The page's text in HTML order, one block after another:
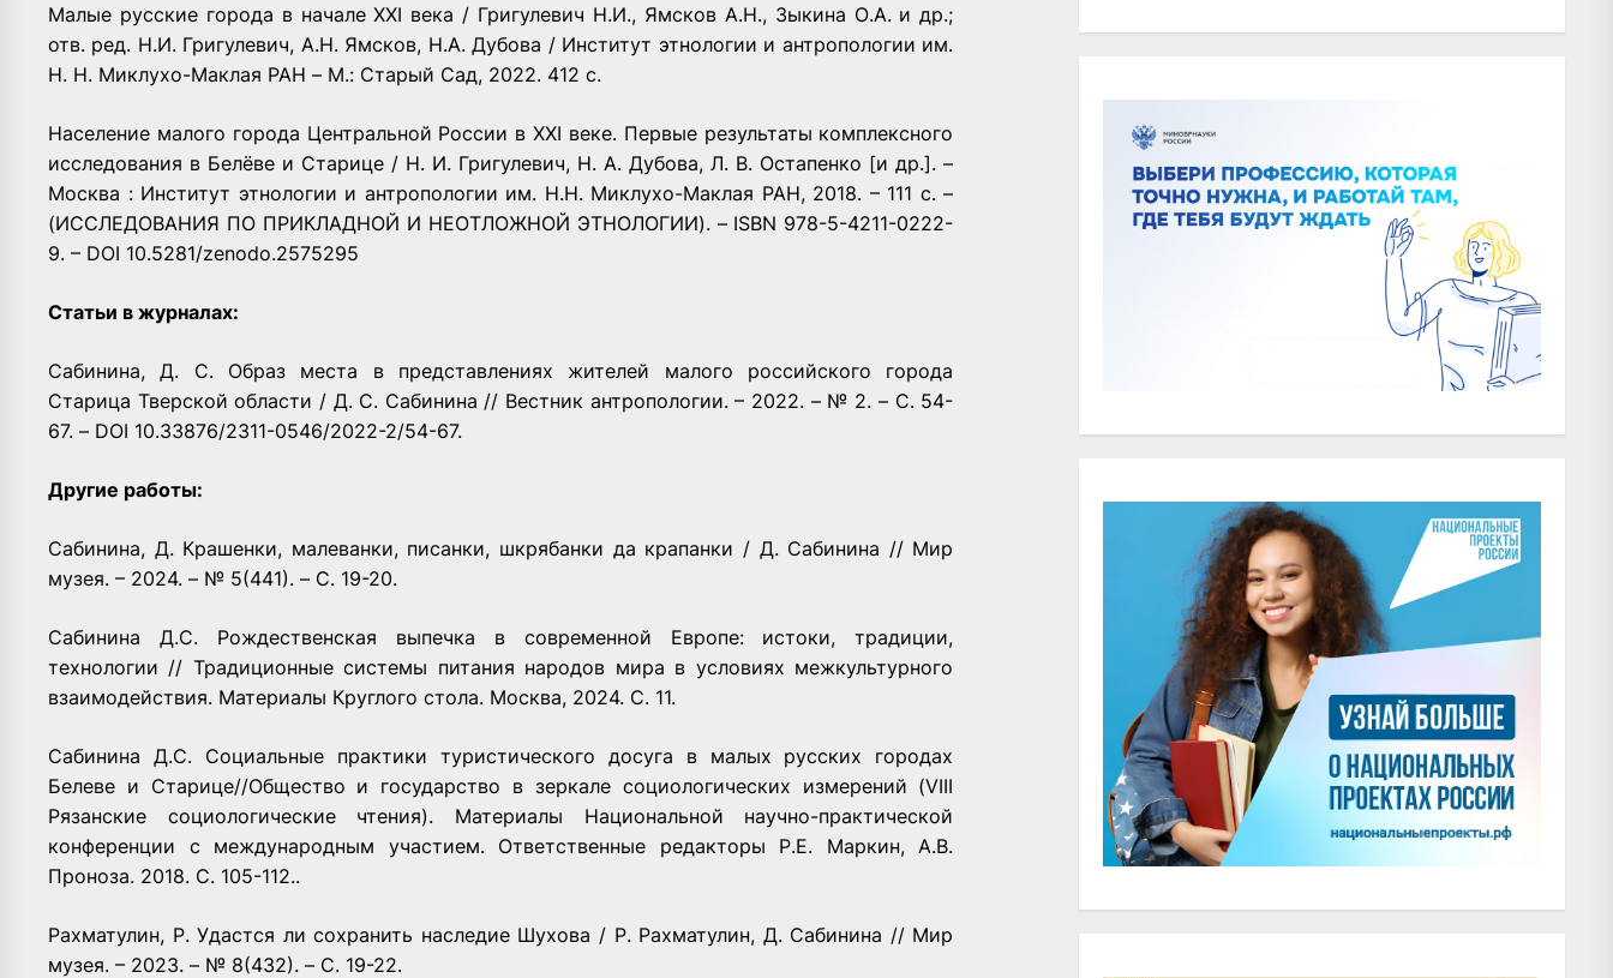
Малые русские города в начале XXI века / Григулевич Н.И., Ямсков А.Н., Зыкина О.А. и др.;
отв. ред. Н.И. Григулевич, А.Н. Ямсков, Н.А. Дубова / Институт этнологии и антропологии им.
Н. Н. Миклухо-Маклая РАН – М.: Старый Сад, 2022. 412 с.
Население малого города Центральной России в XXI веке. Первые результаты комплексного
исследования в Белёве и Старице / Н. И. Григулевич, Н. А. Дубова, Л. В. Остапенко [и др.]. –
Москва : Институт этнологии и антропологии им. Н.Н. Миклухо-Маклая РАН, 2018. – 111 с. –
(ИССЛЕДОВАНИЯ ПО ПРИКЛАДНОЙ И НЕОТЛОЖНОЙ ЭТНОЛОГИИ). – ISBN 978-5-4211-0222-
9. – DOI 10.5281/zenodo.2575295
Статьи в журналах:
Сабинина, Д. С. Образ места в представлениях жителей малого российского города
Старица Тверской области / Д. С. Сабинина // Вестник антропологии. – 2022. – № 2. – С. 54-
67. – DOI 10.33876/2311-0546/2022-2/54-67.
Другие работы:
Сабинина, Д. Крашенки, малеванки, писанки, шкрябанки да крапанки / Д. Сабинина // Мир
музея. – 2024. – № 5(441). – С. 19-20.
Сабинина Д.С. Рождественская выпечка в современной Европе: истоки, традиции,
технологии // Традиционные системы питания народов мира в условиях межкультурного
взаимодействия. Материалы Круглого стола. Москва, 2024. С. 11.
Сабинина Д.С. Социальные практики туристического досуга в малых русских городах
Белеве и Старице//Общество и государство в зеркале социологических измерений (VIII
Рязанские социологические чтения). Материалы Национальной научно-практической
конференции с международным участием. Ответственные редакторы Р.Е. Маркин, А.В.
Проноза. 2018. С. 105-112..
Рахматулин, Р. Удастся ли сохранить наследие Шухова / Р. Рахматулин, Д. Сабинина // Мир
музея. – 2023. – № 8(432). – С. 19-22.